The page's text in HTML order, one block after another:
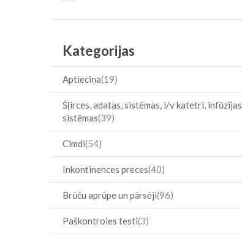
Item
Kategorijas
Aptieciņa 19
Šļirces, adatas, sistēmas, i/v katetri, infūzijas
sistēmas 39
Cimdi 54
Inkontinences preces 40
Brūču aprūpe un pārsēji 96
Paškontroles testi 3